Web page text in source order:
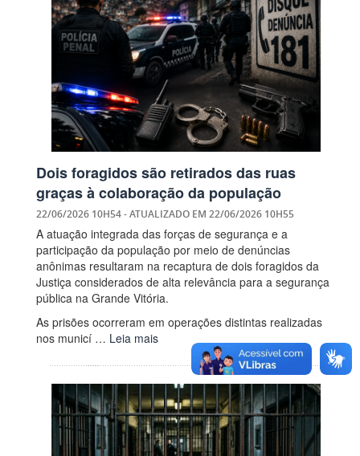
Dois foragidos são retirados das ruas
graças à colaboração da população
22/06/2026 10H54- ATUALIZADO EM 22/06/2026 10H55
A atuação integrada das forças de segurança e a
participação da população por meio de denúncias
anônimas resultaram na recaptura de dois foragidos da
Justiça considerados de alta relevância para a segurança
pública na Grande Vitória.
As prisões ocorreram em operações distintas realizadas
nos municí … Leia mais